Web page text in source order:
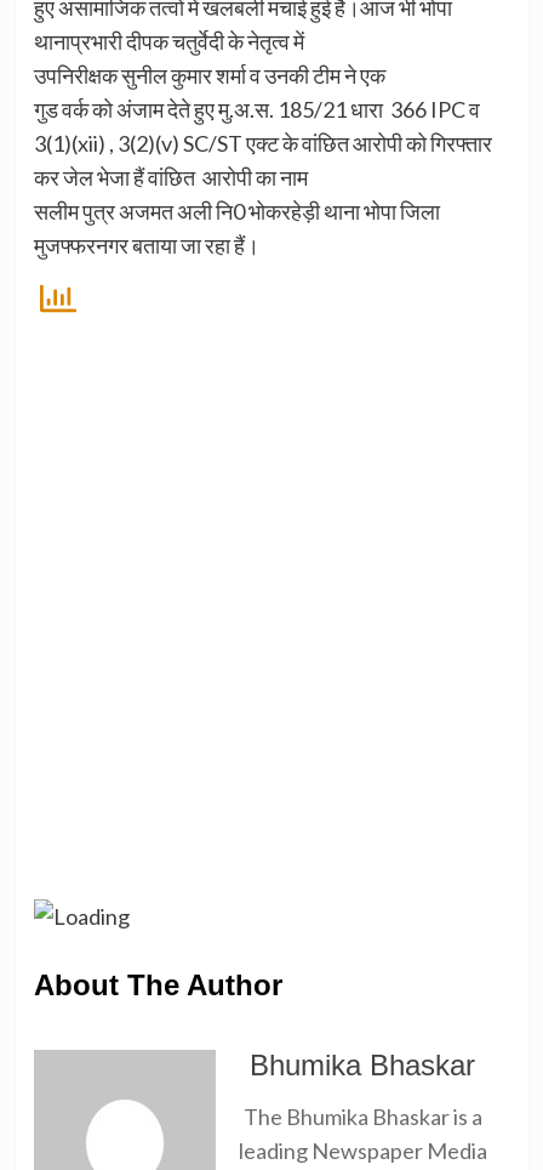
हुए असामाजिक तत्वों में खलबली मचाई हुई है।आज भी भोपा
थानाप्रभारी दीपक चतुर्वेदी के नेतृत्व में
उपनिरीक्षक सुनील कुमार शर्मा व उनकी टीम ने एक
गुड वर्क को अंजाम देते हुए मु.अ.स. 185/21 धारा 366 IPC व
3(1)(xii) , 3(2)(v) SC/ST एक्ट के वांछित आरोपी को गिरफ्तार
कर जेल भेजा हैं वांछित आरोपी का नाम
सलीम पुत्र अजमत अली नि0 भोकरहेड़ी थाना भोपा जिला
मुजफ्फरनगर बताया जा रहा हैं।
About The Author
Bhumika Bhaskar
The Bhumika Bhaskar is a
leading Newspaper Media